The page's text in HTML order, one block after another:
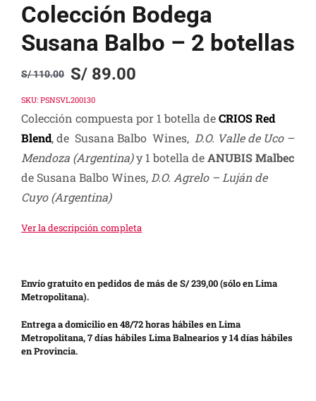
Colección Bodega
Susana Balbo – 2 botellas
S/110.00
Original
price
was:
S/ 110.00.
S/89.00
Current
price
is:
S/ 89.00.
SKU: PSNSVL200130
Colección compuesta por 1 botella deCRIOS Red
Blend, de Susana Balbo Wines, D.O. Valle de Uco –
Mendoza (Argentina)y 1 botella deANUBIS Malbec
de Susana Balbo Wines, D.O. Agrelo – Luján de
Cuyo (Argentina)
Ver la descripción completa
Envío gratuito en pedidos de más de S/ 239,00 (sólo en Lima
Metropolitana).
Entrega a domicilio en 48/72 horas hábiles en Lima
Metropolitana, 7 días hábiles Lima Balnearios y 14 días hábiles
en Provincia.